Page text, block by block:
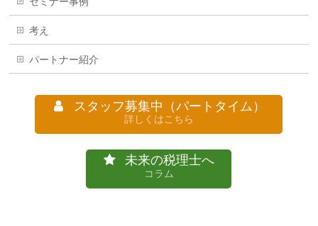
考え
パートナー紹介
スタッフ募集中（パートタイム）
詳しくはこちら
未来の税理士へ
コラム